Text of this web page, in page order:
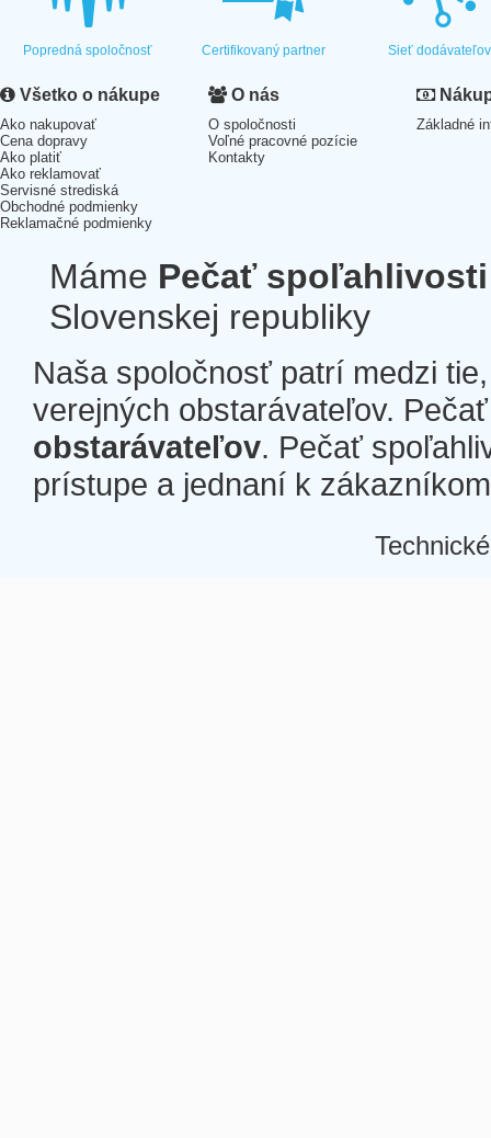
Popredná spoločnosť Certifikovaný partner Sieť dodávateľov
Všetko o nákupe
Ako nakupovať
Cena dopravy
Ako platiť
Ako reklamovať
Servisné strediská
Obchodné podmienky
Reklamačné podmienky
O nás
O spoločnosti
Voľné pracovné pozície
Kontakty
Základné
Máme Pečať spoľahlivosti
Slovenskej republiky
Naša spoločnosť patrí medzi
verejných obstarávateľov.
obstarávateľov. Pečať
prístupe a jednaní k